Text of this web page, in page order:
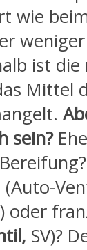
wie
ist
Mittel
sein?
) oder
SV)?